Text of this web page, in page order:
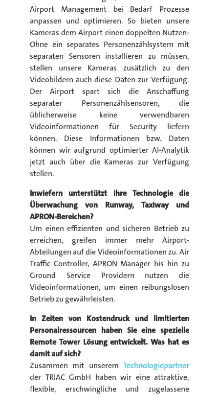
Airport Management bei Bedarf Prozesse
anpassen und optimieren. So bieten unsere
Kameras dem Airport einen doppelten Nutzen:
Ohne ein separates Personenzählsystem mit
separaten Sensoren installieren zu müssen,
stellen unsere Kameras zusätzlich zu den
Videobildern auch diese Daten zur Verfügung.
Der Airport spart sich die Anschaffung
separater Personenzählsensoren, die
üblicherweise keine verwendbaren
Videoinformationen für Security liefern
können. Diese Informationen bzw. Daten
können wir aufgrund optimierter AI-Analytik
jetzt auch über die Kameras zur Verfügung
stellen.
Inwiefern unterstützt Ihre Technologie die
Überwachung von Runway, Taxiway und
APRON-Bereichen?
Um einen effizienten und sicheren Betrieb zu
erreichen, greifen immer mehr Airport-
Abteilungen auf die Videoinformationen zu. Air
Traffic Controller, APRON Manager bis hin zu
Ground Service Providern nutzen die
Videoinformationen, um einen reibungslosen
Betrieb zu gewährleisten.
In Zeiten von Kostendruck und limitierten
Personalressourcen haben Sie eine spezielle
Remote Tower Lösung entwickelt. Was hat es
damit auf sich?
Zusammen mit unserem Technologiepartner
der TRIAC GmbH haben wir eine attraktive,
flexible, erschwingliche und zugelassene